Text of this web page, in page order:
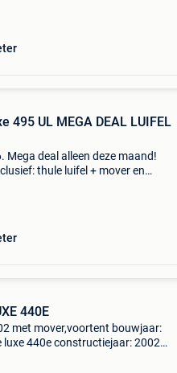
495 UL MEGA DEAL LUIFEL
Mega deal alleen deze maand!
thule luifel + mover en
440E
met mover,voortent bouwjaar:
luxe 440e constructiejaar: 2002